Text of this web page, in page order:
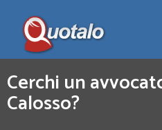
Cerchi un
Calosso?